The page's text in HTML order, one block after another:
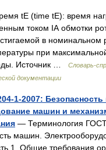
tE (time tE): время
током IА обмотки
в
при
Источник …
Словарь-
документации
1-2007:
машин и
— Терминология
машин.
1. Общие требования